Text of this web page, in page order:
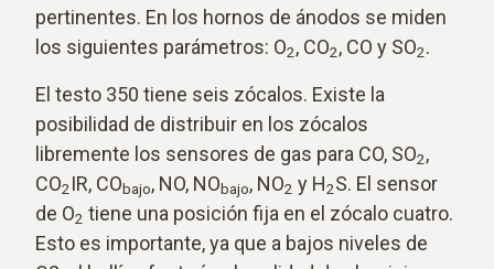
pertinentes. En los hornos de ánodos se miden
los siguientes parámetros: O2, CO2, CO y SO2.
El testo 350 tiene seis zócalos. Existe la
posibilidad de distribuir en los zócalos
libremente los sensores de gas para CO, SO2,
CO2IR, CObajo, NO, NObajo, NO2 y H2S. El sensor
de O2 tiene una posición fija en el zócalo cuatro.
Esto es importante, ya que a bajos niveles de